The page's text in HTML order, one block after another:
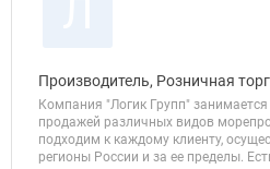
Производитель, Розничная
Компания "Логик Групп"
продажей различных видов
подходим к каждому клиенту,
регионы России и за ее пределы.